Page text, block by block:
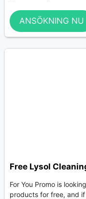
ANSÖKNING NU
Free Lysol
For You Promo is
products for free, and